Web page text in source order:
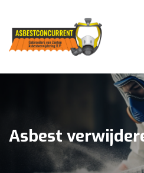
Asbest